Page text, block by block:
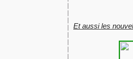
Et aussi les